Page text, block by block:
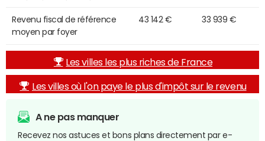
Revenu fiscal de référence
moyen par foyer
43 142 € 33 939 €
Les villes les plus riches de France
Les villes où l'on paye le plus d'impôt sur le revenu
A ne pas manquer
Recevez nos astuces et bons plans directement par e-